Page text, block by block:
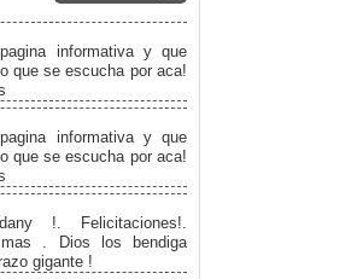
informativa y que
que se escucha por aca!
informativa y que
que se escucha por aca!
!. Felicitaciones!.
. Dios los bendiga
gigante !